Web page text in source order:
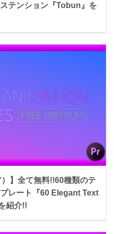
テンション『Tobun』を
】全て無料!!60種類のテ
レート『60 Elegant Text
紹介!!